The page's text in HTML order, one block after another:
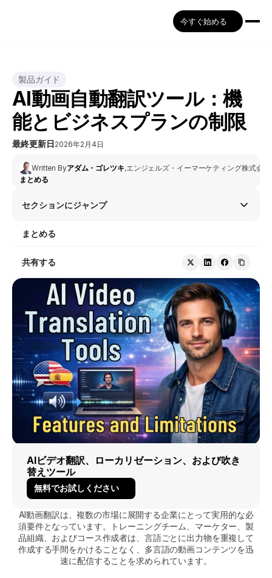
今すぐ始める
製品ガイド
AI動画自動翻訳ツール：機
能とビジネスプランの制限
最終更新日 2026年2月4日
Written Byアダム・ゴレツキ,エンジェルズ・イーマーケティング株式会
まとめる
セクションにジャンプ
まとめる
共有する
AIビデオ翻訳、ローカリゼーション、および吹き
替えツール
無料でお試しください
AI動画翻訳は、複数の市場に展開する企業にとって実用的な必
須要件となっています。トレーニングチーム、マーケター、製
品組織、およびコース作成者は、言語ごとに出力物を重複して
作成する手間をかけることなく、多言語の動画コンテンツを迅
速に配信することを求められています。